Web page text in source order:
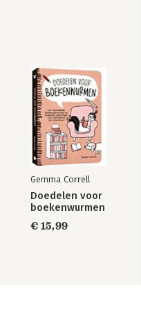
Gemma Correll
Doedelen voor
boekenwurmen
€ 15,99